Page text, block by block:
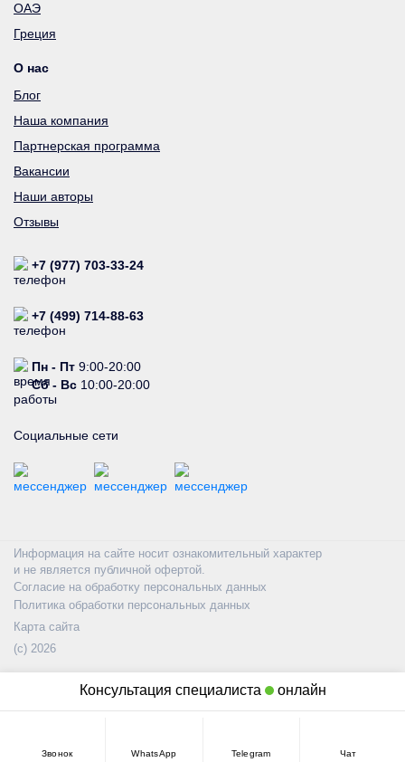
ОАЭ
Греция
О нас
Блог
Наша компания
Партнерская программа
Вакансии
Наши авторы
Отзывы
+7 (977) 703-33-24
+7 (499) 714-88-63
Пн - Пт 9:00-20:00
Сб - Вс 10:00-20:00
Социальные сети
Информация на сайте носит ознакомительный характер
и не является публичной офертой.
Согласие на обработку персональных данных
Политика обработки персональных данных
Карта сайта
(с) 2026
Консультация специалиста онлайн
Звонок WhatsApp Telegram Чат